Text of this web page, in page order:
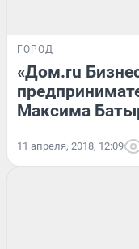
ГОРОД
«Дом.ru
Максима
11 апреля, 2018, 12:09